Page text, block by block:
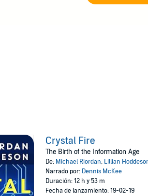
Crystal Fire
The Birth of the Information Age
De: Michael Riordan, Lillian
Narrado por: Dennis McKee
Duración: 12 h y 53 m
Fecha de lanzamiento: 19-02-19